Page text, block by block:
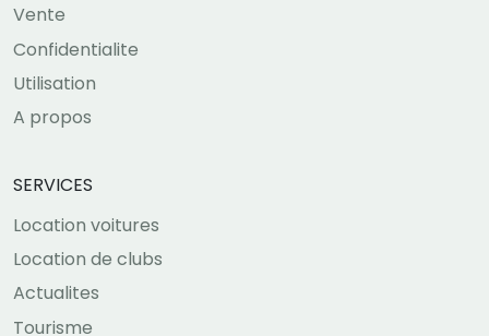
Vente
Confidentialite
Utilisation
A propos
SERVICES
Location voitures
Location de clubs
Actualites
Tourisme